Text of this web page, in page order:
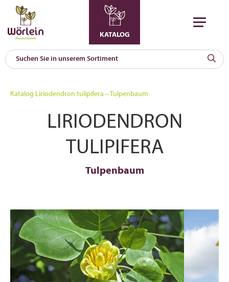
KATALOG
Katalog Liriodendron tulipifera – Tulpenbaum
LIRIODENDRON
TULIPIFERA
Tulpenbaum